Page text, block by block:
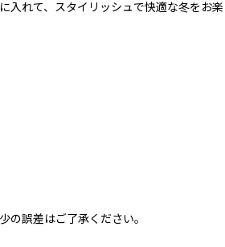
入れて、スタイリッシュで快適な冬をお楽
の誤差はご了承ください。